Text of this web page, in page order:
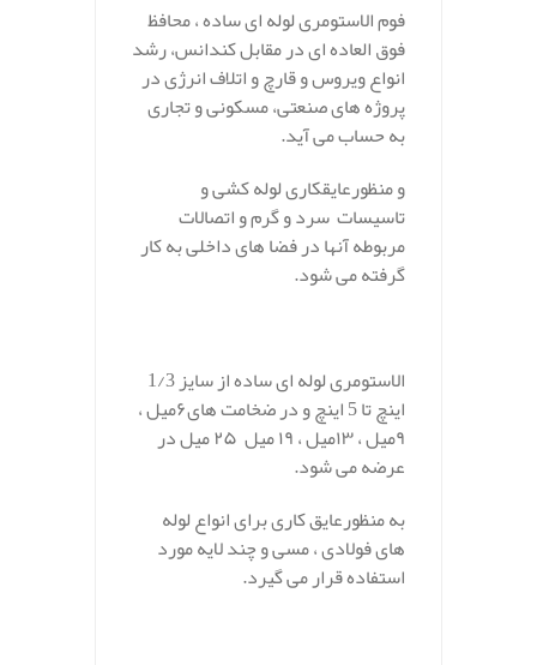
فوم الاستومری لوله ای ساده ، محافظ
فوق العاده ای در مقابل کندانس، رشد
انواع ویروس و قارچ و اتلاف انرژی در
پروژه های صنعتی، مسکونی و تجاری
به حساب می آید.
و منظورعایقکاری لوله کشی و
تاسیسات سرد و گرم و اتصالات
مربوطه آنها در فضا های داخلی به کار
گرفته می شود.
الاستومری لوله ای ساده از سایز 1/3
اینچ تا 5 اینچ و در ضخامت های۶میل ،
۹میل ، ۱۳میل ، ۱۹ میل ۲۵ میل در
عرضه می شود.
به منظورعایق کاری برای انواع لوله
های فولادی ، مسی و چند لایه مورد
استفاده قرار می گیرد.